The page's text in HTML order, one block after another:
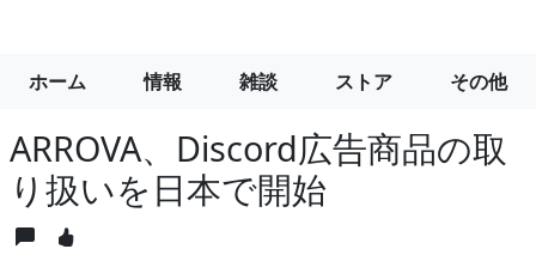
ホーム 情報 雑談 ストア その他
ARROVA、Discord広告商品の取
り扱いを日本で開始